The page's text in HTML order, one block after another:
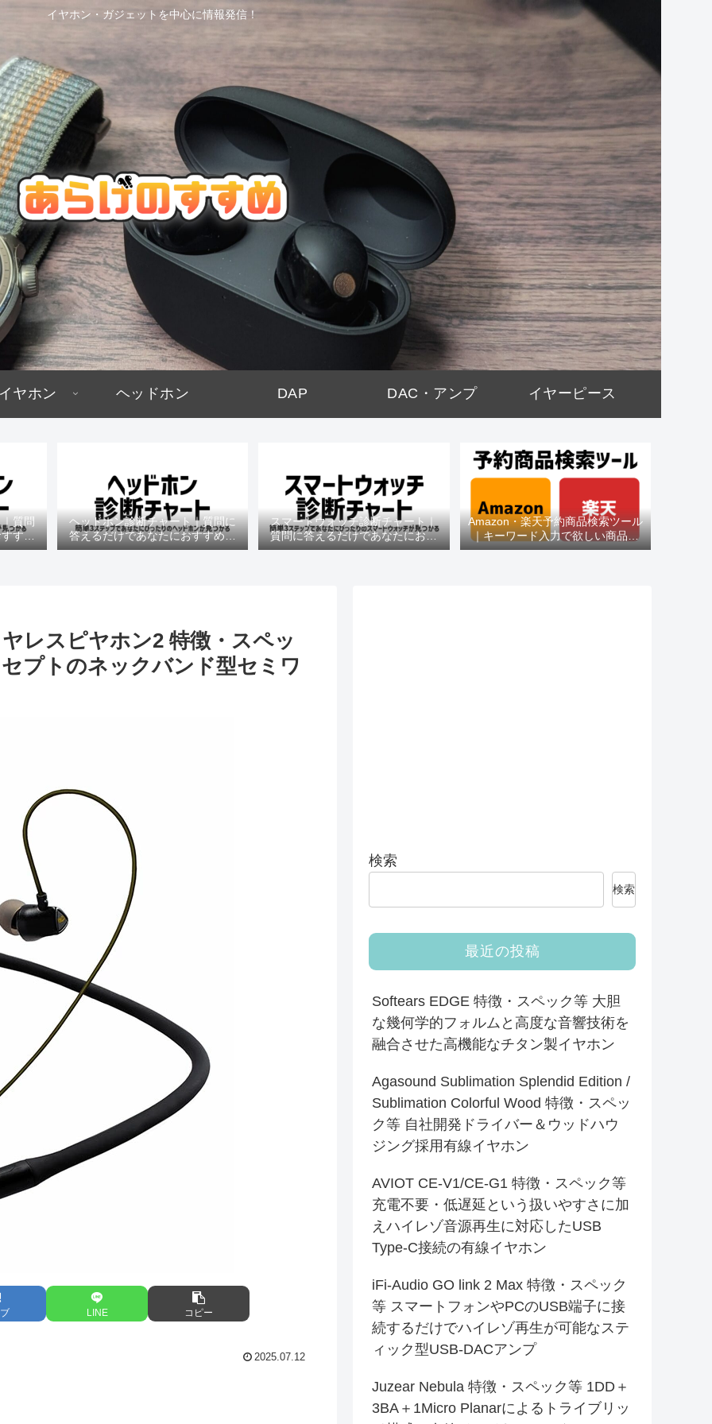
イヤホン・ガジェットを中心に情報発信！
ヤホン ヘッドホン DAP DAC・アンプ イヤーピース
質問
すめ
ヘッドホン診断チャート｜質問に
答えるだけであなたにおすすめの
機種がわかる
スマートウォッチ診断チャート｜
質問に答えるだけであなたにおす
すめの機種がわかる
Amazon・楽天予約商品検索ツール
｜キーワード入力で欲しい商品を
即チェック
レスピヤホン2 特徴・スペッ
プトのネックバンド型セミワ
LINE コピー
2025.07.12
検索
検索
最近の投稿
Softears EDGE 特徴・スペック等 大胆
な幾何学的フォルムと高度な音響技術を
融合させた高機能なチタン製イヤホン
Agasound Sublimation Splendid Edition /
Sublimation Colorful Wood 特徴・スペッ
ク等 自社開発ドライバー＆ウッドハウ
ジング採用有線イヤホン
AVIOT CE-V1/CE-G1 特徴・スペック等
充電不要・低遅延という扱いやすさに加
えハイレゾ音源再生に対応したUSB
Type-C接続の有線イヤホン
iFi-Audio GO link 2 Max 特徴・スペック
等 スマートフォンやPCのUSB端子に接
続するだけでハイレゾ再生が可能なステ
ィック型USB-DACアンプ
Juzear Nebula 特徴・スペック等 1DD＋
3BA＋1Micro Planarによるトライブリッ